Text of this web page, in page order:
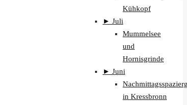
Kühkopf
► Juli
Mummelsee
und
Hornisgrinde
► Juni
in Kressbronn